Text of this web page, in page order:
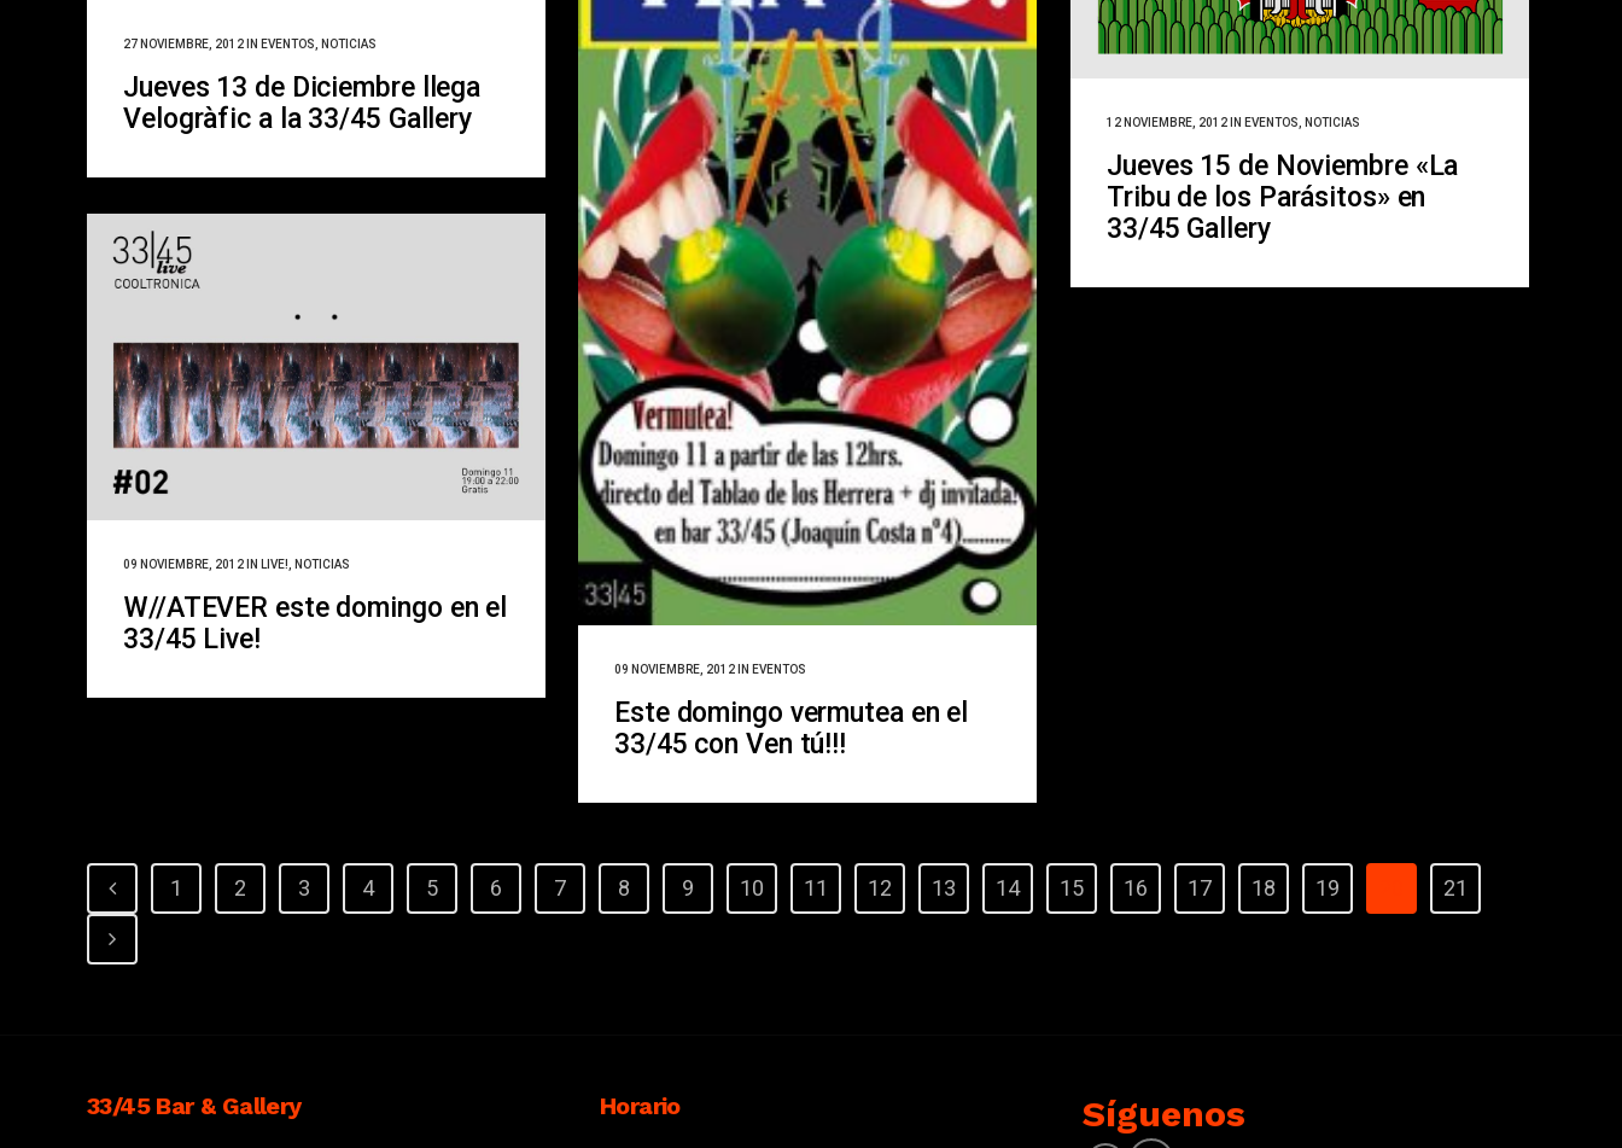
27 NOVIEMBRE, 2012 IN EVENTOS, NOTICIAS
Jueves 13 de Diciembre llega
Velogràfic a la 33/45 Gallery
12 NOVIEMBRE, 2012 IN EVENTOS, NOTICIAS
Jueves 15 de Noviembre «La
Tribu de los Parásitos» en
33/45 Gallery
09 NOVIEMBRE, 2012 IN EVENTOS
Este domingo vermutea en el
33/45 con Ven tú!!!
09 NOVIEMBRE, 2012 IN LIVE! NOTICIAS
W//ATEVER este domingo en el
33/45 Live!
1 2 3 4 5 6 7 8 9 10 11 12 13 14 15 16 17 18 19 21
33/45 Bar & Gallery Horario Síguenos